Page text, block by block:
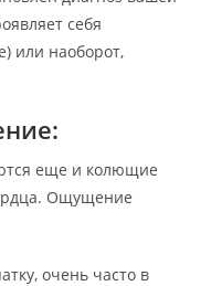
себя
или наоборот,
еще и колющие
Ощущение
очень часто в